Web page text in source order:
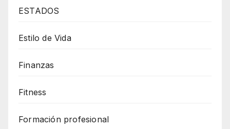
ESTADOS
Estilo de Vida
Finanzas
Fitness
Formación profesional